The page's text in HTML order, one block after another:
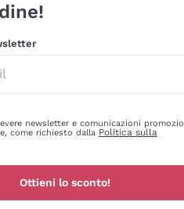
newsletter e comunicazioni
come richiesto dalla Politica sulla
Ottieni lo sconto!